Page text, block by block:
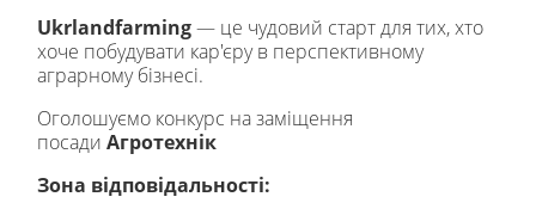
Ukrlandfarming— це чудовий старт для тих, хто
хоче побудувати кар'єру в перспективному
аграрному бізнесі.
Оголошуємо конкурс на заміщення
посади Агротехнік
Зона відповідальності: